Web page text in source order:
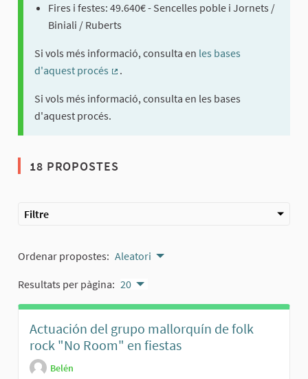
Fires i festes: 49.640€ - Sencelles poble i Jornets /
Biniali / Ruberts
Si vols més informació, consulta en les bases
d'aquest procés
.
Si vols més informació, consulta en les bases
d'aquest procés.
18 PROPOSTES
Filtre
Ordenar propostes: Aleatori
Resultats per pàgina: 20
Actuación del grupo mallorquín de folk
rock "No Room" en fiestas
Belén